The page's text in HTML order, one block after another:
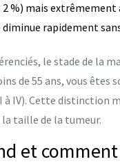
2 %) mais
rapidement
le stade de la
de 55 ans, vous
à IV). Cette
taille de la tumeur.
et